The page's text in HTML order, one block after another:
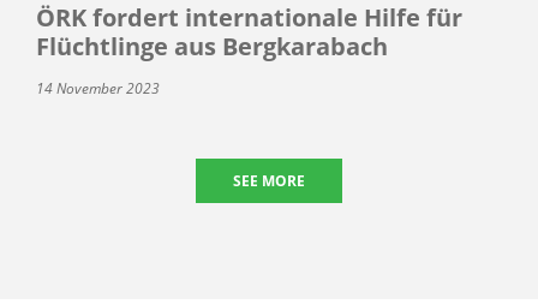
ÖRK fordert internationale Hilfe für
Flüchtlinge aus Bergkarabach
14 November 2023
SEE MORE